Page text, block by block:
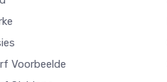
Voorbeelde